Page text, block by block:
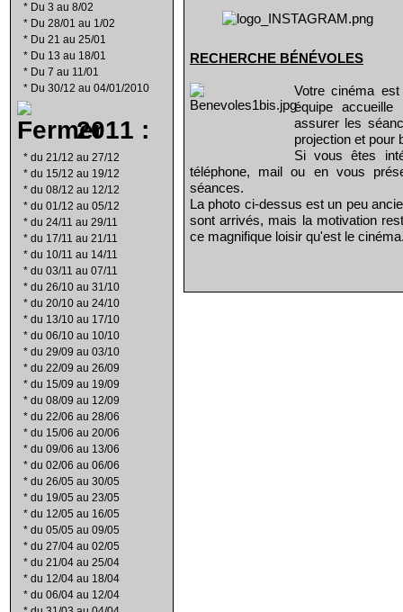
* Du 3 au 8/02
* Du 28/01 au 1/02
* Du 21 au 25/01
* Du 13 au 18/01
* Du 7 au 11/01
* Du 30/12 au 04/01/2010
2011 :
* du 21/12 au 27/12
* du 15/12 au 19/12
* du 08/12 au 12/12
* du 01/12 au 05/12
* du 24/11 au 29/11
* du 17/11 au 21/11
* du 10/11 au 14/11
* du 03/11 au 07/11
* du 26/10 au 31/10
* du 20/10 au 24/10
* du 13/10 au 17/10
* du 06/10 au 10/10
* du 29/09 au 03/10
* du 22/09 au 26/09
* du 15/09 au 19/09
* du 08/09 au 12/09
* du 22/06 au 28/06
* du 15/06 au 20/06
* du 09/06 au 13/06
* du 02/06 au 06/06
* du 26/05 au 30/05
* du 19/05 au 23/05
* du 12/05 au 16/05
* du 05/05 au 09/05
* du 27/04 au 02/05
* du 21/04 au 25/04
* du 12/04 au 18/04
* du 06/04 au 12/04
RECHERCHE BÉNÉVOLES
Votre cinéma
équipe
assurer les
projection et pour
Si vous êtes
téléphone, mail ou en vous
séances.
La photo ci-dessus est un peu
sont arrivés, mais la motivation
ce magnifique loisir qu'est le